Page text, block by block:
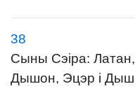
38
Сыны Сэіра:
Дышон, Эцэр і